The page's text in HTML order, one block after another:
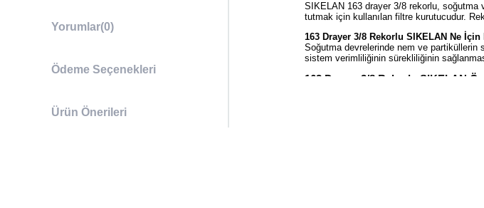
Yorumlar(0)
Ödeme Seçenekleri
Ürün Önerileri
SIKELAN 163 drayer 3/8 rekorlu,
tutmak için kullanılan filtre kurutucudur.
163 Drayer 3/8 Rekorlu SIKELAN Ne İçin
Soğutma devrelerinde nem ve partiküllerin
sistem verimliliğinin sürekliliğinin
163 Drayer 3/8 Rekorlu SIKELAN